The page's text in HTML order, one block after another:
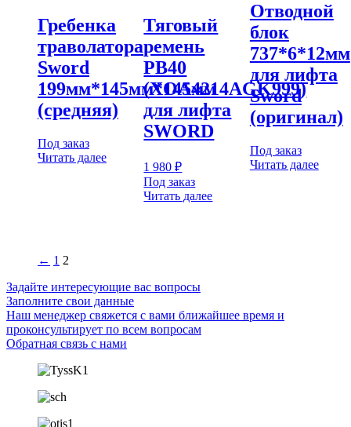
Гребенка
траволатора
Sword
199мм*145мм*145мм
(средняя)
Под заказ
Читать далее
Тяговый
ремень
PB40
(XOA4214AGK999)
для лифта
SWORD
1 980₽
Под заказ
Читать далее
Отводной
блок
737*6*12мм
для лифта
Sword
(оригинал)
Под заказ
Читать далее
← 1 2
Задайте интересующие вас вопросы
Заполните свои данные
Наш менеджер свяжется с вами ближайшее время и
проконсультирует по всем вопросам
Обратная связь с нами